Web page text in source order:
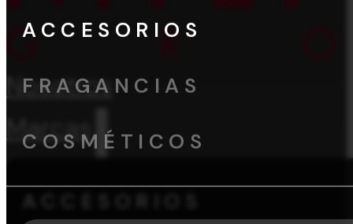
Nosotros
Marcas
ACCESORIOS
ACCESORIOS
FRAGANCIAS
COSMÉTICOS